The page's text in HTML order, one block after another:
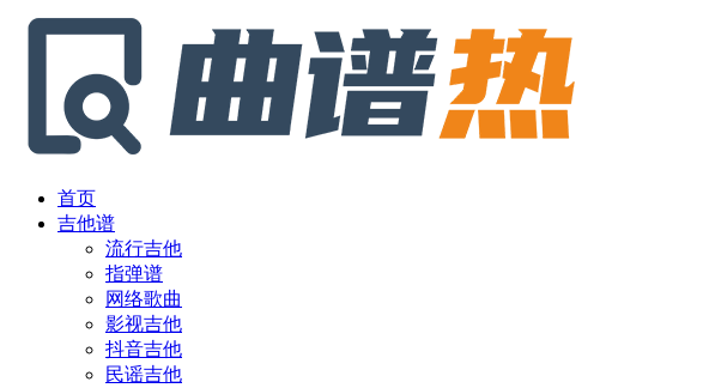
首页
吉他谱
流行吉他
指弹谱
网络歌曲
影视吉他
抖音吉他
民谣吉他